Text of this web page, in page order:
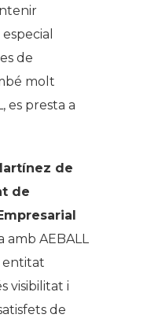
de
molt
es presta a
de
de
amb AEBALL
entitat
visibilitat i
de